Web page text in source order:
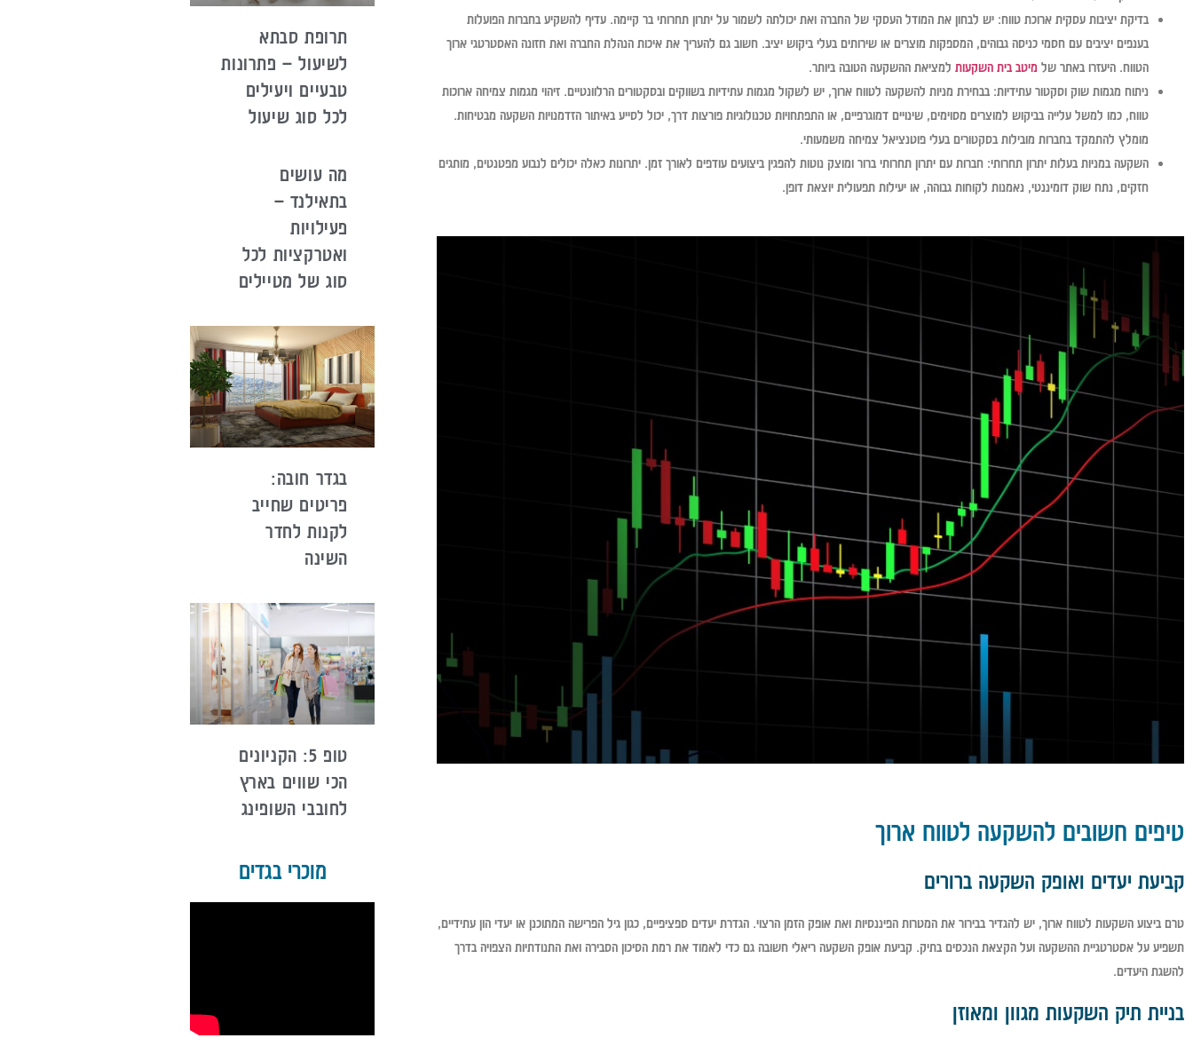
בדיקת יציבות עסקית ארוכת טווח: יש לבחון את המודל העסקי של החברה ואת יכולתה לשמור על יתרון תחרותי בר קיימה. עדיף להשקיע בחברות הפועלות
בענפים יציבים עם חסמי כניסה גבוהים, המספקות מוצרים או שירותים בעלי ביקוש יציב. חשוב גם להעריך את איכות הנהלת החברה ואת חזונה האסטרטגי ארוך
הטווח. היעזרו באתר של מיטב בית השקעות למציאת ההשקעה הטובה ביותר.
ניתוח מגמות שוק וסקטור עתידיות: בבחירת מניות להשקעה לטווח ארוך, יש לשקול מגמות עתידיות בשווקים ובסקטורים הרלוונטיים. זיהוי מגמות צמיחה ארוכות
טווח, כמו למשל עלייה בביקוש למוצרים מסוימים, שינויים דמוגרפיים, או התפתחויות טכנולוגיות פורצות דרך, יכול לסייע באיתור הזדמנויות השקעה מבטיחות.
מומלץ להתמקד בחברות מובילות בסקטורים בעלי פוטנציאל צמיחה משמעותי.
השקעה במניות בעלות יתרון תחרותי: חברות עם יתרון תחרותי ברור ומוצק נוטות להפגין ביצועים עודפים לאורך זמן. יתרונות כאלה יכולים לנבוע מפטנטים, מותגים
חזקים, נתח שוק דומיננטי, נאמנות לקוחות גבוהה, או יעילות תפעולית יוצאת דופן.
טיפים חשובים להשקעה לטווח ארוך
קביעת יעדים ואופק השקעה ברורים
טרם ביצוע השקעות לטווח ארוך, יש להגדיר בבירור את המטרות הפיננסיות ואת אופק הזמן הרצוי. הגדרת יעדים ספציפיים, כגון גיל הפרישה המתוכנן או יעדי הון עתידיים,
תשפיע על אסטרטגיית ההשקעה ועל הקצאת הנכסים בתיק. קביעת אופק השקעה ריאלי חשובה גם כדי לאמוד את רמת הסיכון הסבירה ואת התנודתיות הצפויה בדרך
להשגת היעדים.
בניית תיק השקעות מגוון ומאוזן
תרופת סבתא
לשיעול – פתרונות
טבעיים ויעילים
לכל סוג שיעול
מה עושים
בתאילנד –
פעילויות
ואטרקציות לכל
סוג של מטיילים
בגדר חובה:
פריטים שחייב
לקנות לחדר
השינה
טופ 5: הקניונים
הכי שווים בארץ
לחובבי השופינג
מוכרי בגדים